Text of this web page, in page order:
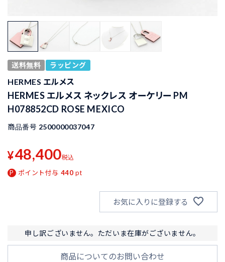
送料無料 ラッピング
HERMES エルメス
HERMES エルメス ネックレス オーケリー PM
H078852CD ROSE MEXICO
商品番号 2500000037047
¥48,400税込
ポイント付与 440 pt
お気に入りに登録する
申し訳ございません。ただいま在庫がございません。
商品についてのお問い合わせ